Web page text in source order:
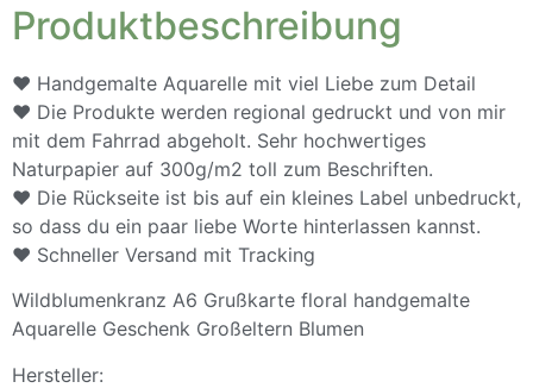
Produktbeschreibung
♥ Handgemalte Aquarelle mit viel Liebe zum Detail
♥ Die Produkte werden regional gedruckt und von mir
mit dem Fahrrad abgeholt. Sehr hochwertiges
Naturpapier auf 300g/m2 toll zum Beschriften.
♥ Die Rückseite ist bis auf ein kleines Label unbedruckt,
so dass du ein paar liebe Worte hinterlassen kannst.
♥ Schneller Versand mit Tracking
Wildblumenkranz A6 Grußkarte floral handgemalte
Aquarelle Geschenk Großeltern Blumen
Hersteller: